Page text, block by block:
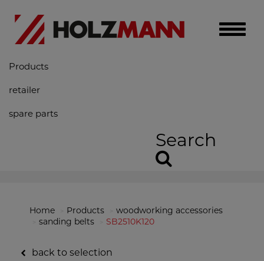
Toggle
Products
retailer
spare parts
Search
Home Products
woodworking accessories
sanding belts
SB2510K120
back to selection